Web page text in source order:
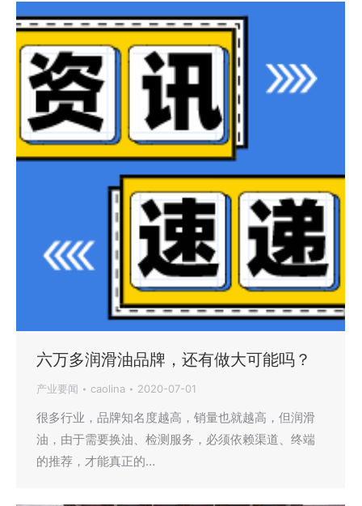
六万多润滑油品牌，还有做大可能吗？
产业要闻 caolina 2020-07-01
很多行业，品牌知名度越高，销量也就越高，但润滑
油，由于需要换油、检测服务，必须依赖渠道、终端
的推荐，才能真正的…